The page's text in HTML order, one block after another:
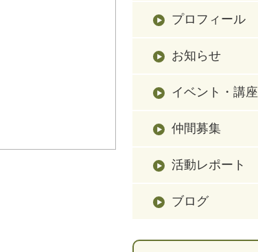
プロフィール
お知らせ
イベント・講座
仲間募集
活動レポート
ブログ